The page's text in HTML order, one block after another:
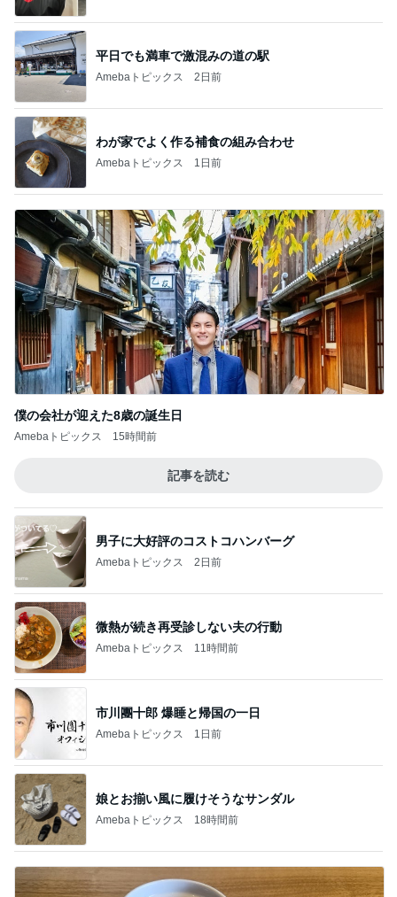
平日でも満車で激混みの道の駅
Amebaトピックス 2日前
わが家でよく作る補食の組み合わせ
Amebaトピックス 1日前
僕の会社が迎えた8歳の誕生日
Amebaトピックス 15時間前
記事を読む
男子に大好評のコストコハンバーグ
Amebaトピックス 2日前
微熱が続き再受診しない夫の行動
Amebaトピックス 11時間前
市川團十郎 爆睡と帰国の一日
Amebaトピックス 1日前
娘とお揃い風に履けそうなサンダル
Amebaトピックス 18時間前